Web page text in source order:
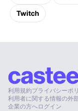
Twitch
利用規約プライバシーポ
利用者に関する情報の外
企業の方へログイン